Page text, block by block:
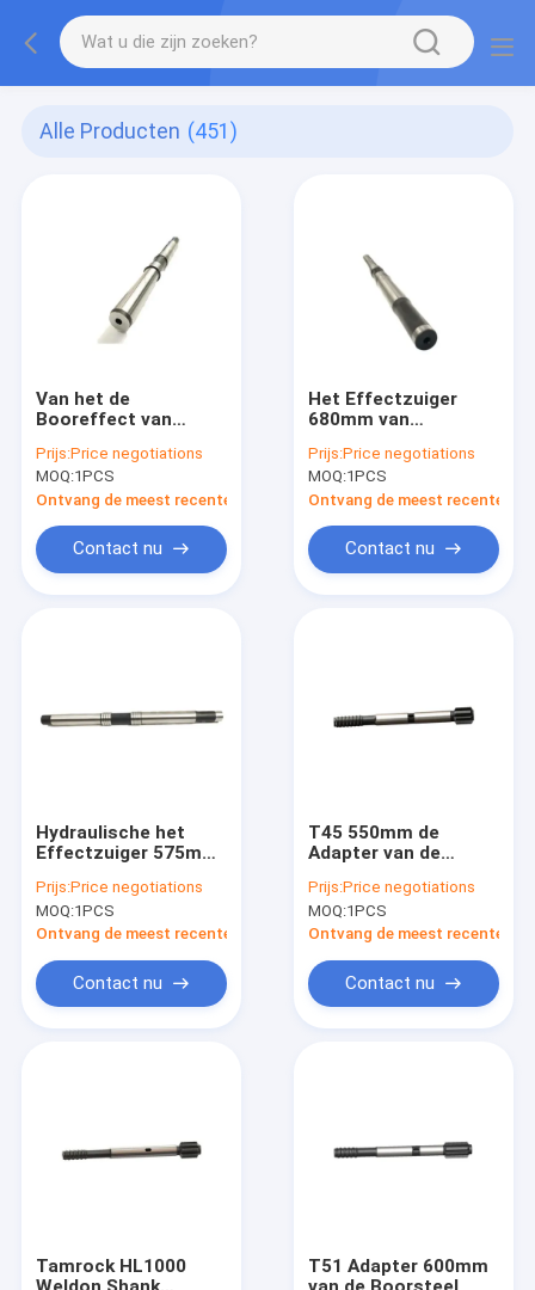
Alle Producten (451)
Van het de
Booreffect van
COP1838HD Zuiger
600mm voor
Bankboring
Prijs:Price negotiations
MOQ:1PCS
Ontvang de meest recente Prijs
Contact nu
Het Effectzuiger
680mm van
HC-Stakingszuiger
Prijs:Price negotiations
MOQ:1PCS
Ontvang de meest recente
Contact nu
Hydraulische het
Effectzuiger 575mm
COP1238 de Zuiger
van de Hamerboor
Prijs:Price negotiations
MOQ:1PCS
Ontvang de meest recente Prijs
Contact nu
T45 550mm de
Adapter van de
Prijs:Price negotiations
MOQ:1PCS
Ontvang de meest recente
Contact nu
Tamrock HL1000
T51 Adapter 600mm